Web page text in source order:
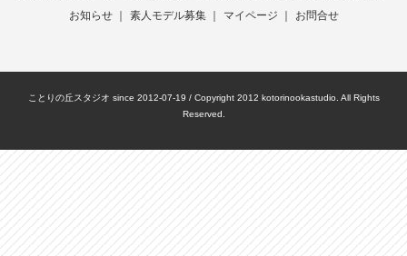
お知らせ｜ 素人モデル募集｜ マイページ お問合せ
ことりの丘スタジオ since 2012-07-19 / Copyright 2012 kotorinookastudio. All Rights
Reserved.